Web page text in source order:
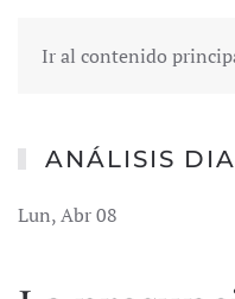
Ir al contenido
ANÁLISIS
Lun, Abr 08